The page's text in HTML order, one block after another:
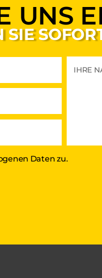
UNS
SIE
Daten zu.